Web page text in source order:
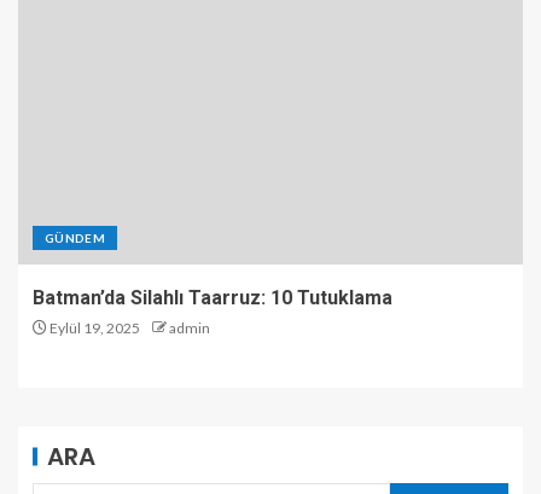
GÜNDEM
Batman’da Silahlı Taarruz: 10 Tutuklama
Eylül 19, 2025 admin
ARA